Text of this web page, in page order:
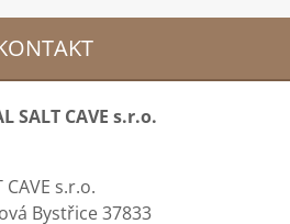
SALT CAVE s.r.o.
CAVE s.r.o.
Bystřice 37833